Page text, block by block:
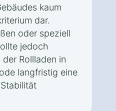
kaum
dar.
oder speziell
jedoch
Rollladen in
langfristig eine